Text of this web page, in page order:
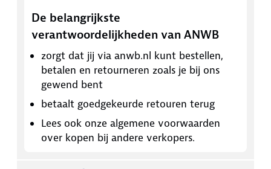
De belangrijkste
verantwoordelijkheden van ANWB
zorgt dat jij via anwb.nl kunt bestellen,
betalen en retourneren zoals je bij ons
gewend bent
betaalt goedgekeurde retouren terug
Lees ook onze algemene voorwaarden
over kopen bij andere verkopers.